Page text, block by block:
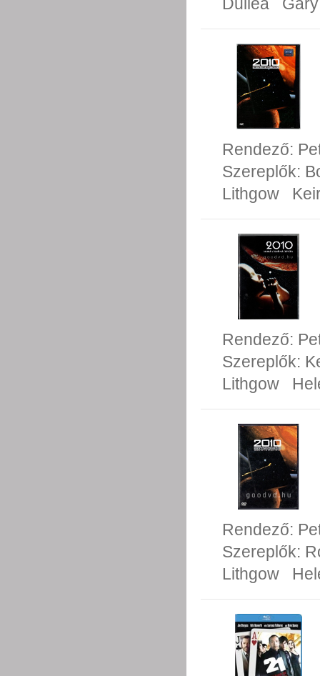
Rendező:
Szereplők:
Lithgow
Rendező:
Szereplők:
Lithgow
Rendező:
Szereplők:
Lithgow